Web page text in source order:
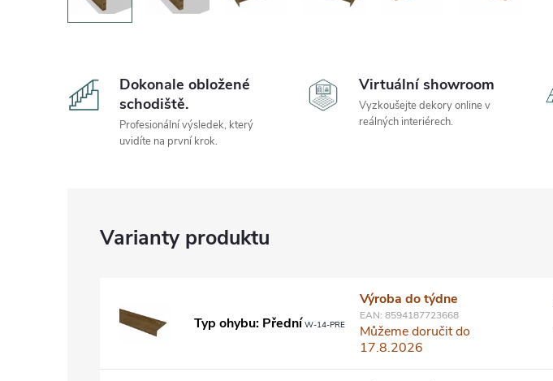
Dokonale obložené
schodiště.
Profesionální výsledek, který
uvidíte na první krok.
Virtuální showroom
Vyzkoušejte dekory online v
reálných interiérech.
Typ ohybu: Přední W-14-PRE
Výroba do týdne
EAN: 8594187723668
Můžeme doručit do
17.8.2026